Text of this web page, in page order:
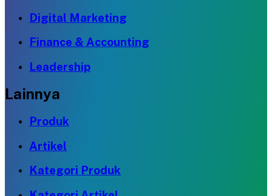
Digital Marketing
Finance & Accounting
Leadership
Lainnya
Produk
Artikel
Kategori Produk